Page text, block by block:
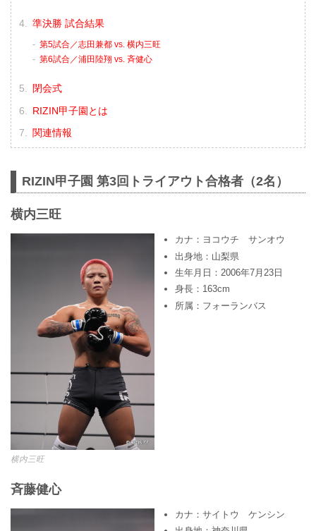
準決勝 試合結果
第5試合／志田兼都 vs. 横内三旺
第6試合／浦田陸翔 vs. 斉健心
閉会式
RIZIN甲子園とは
関連情報
RIZIN甲子園 第3回トライアウト合格者（2名）
横内三旺
横内三旺
カナ：ヨコウチ サンオウ
出身地：山梨県
生年月日：2006年7月23日
身長：163cm
所属：フォーランバス
⻫藤健心
カナ：サイトウ ケンシン